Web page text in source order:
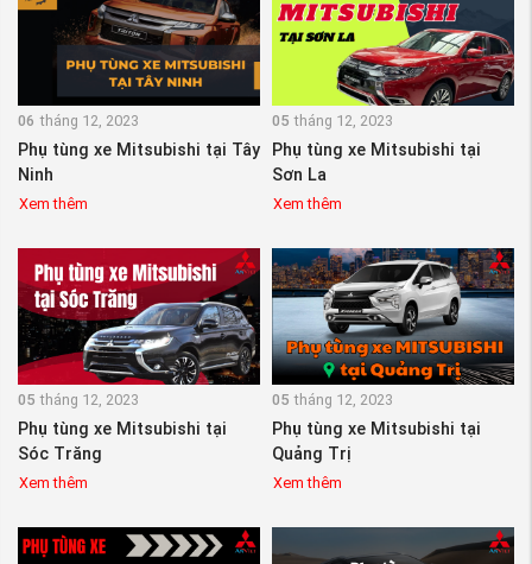
06 tháng 12, 2023
Phụ tùng xe Mitsubishi tại Tây
Ninh
Xem thêm
05 tháng 12, 2023
Phụ tùng xe Mitsubishi tại
Sơn La
Xem thêm
05 tháng 12, 2023
Phụ tùng xe Mitsubishi tại
Sóc Trăng
Xem thêm
05 tháng 12, 2023
Phụ tùng xe Mitsubishi tại
Quảng Trị
Xem thêm